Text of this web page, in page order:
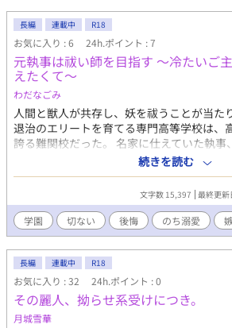
った関係は、穏やかに、けれど確かに深
中、陸の前に思いがけない再会をする。
その瞬間が、二人の日常に小さな影を落
すれ違いも、言葉にできない想いも抱え
颯馬は、互いの手を離さずに進もうとす
描く大学生活編。 選び続けることの意味
新たな物語。 続編執筆中
長編 連載中 R18
お気に入り : 6 24h.ポイント : 7
元執事は祓い師を目指す 〜冷たいご
えたくて〜
わだなごみ
人間と獣人が共存し、妖を祓うことが当た
退治のエリートを育てる専門高等学校は、
誇る難関校だった。 名家に仕えていた執事
日突然クビを言い渡される。 それでも、か
に立ちたい。その一心で、退職金のすべて
学校へ入学した。 だが、再会した元主人
ばかり。 人間と獣人、主と元執事、過去と
い、戦いは苛烈を極めていく。 これは、妖
かない想いを抱えたまま、それでも隣に立
ンタジー。 === 登場カップリング メイン
じ)×渡里 翠（わたり すい） その他 ■八神
大上 翔（おおがみ かける） ■柴(しば)×
が）×奴隷複数
続きを読む
文字数 15,397 最終更
学園 切ない 後悔 のち溺愛
長編 連載中 R18
お気に入り : 32 24h.ポイント : 0
その麗人、拗らせ系受けにつき。
月城雪華